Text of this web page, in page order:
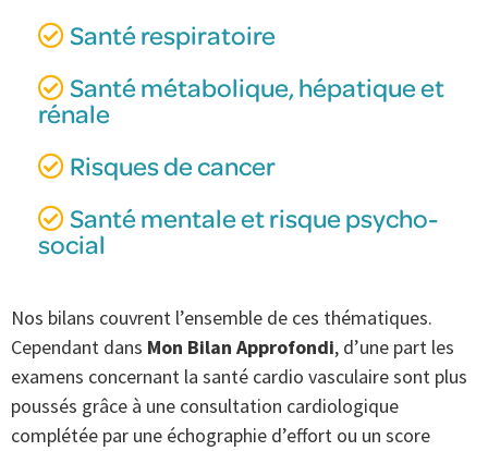
Santé respiratoire
Santé métabolique, hépatique et
rénale
Risques de cancer
Santé mentale et risque psycho-
social
Nos bilans couvrent l’ensemble de ces thématiques.
Cependant dans Mon Bilan Approfondi, d’une part les
examens concernant la santé cardio vasculaire sont plus
poussés grâce à une consultation cardiologique
complétée par une échographie d’effort ou un score